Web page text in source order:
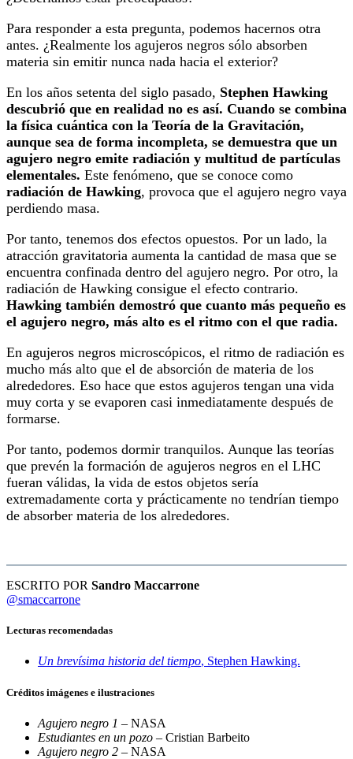
Para responder a esta pregunta, podemos hacernos otra
antes. ¿Realmente los agujeros negros sólo absorben
materia sin emitir nunca nada hacia el exterior?
En los años setenta del siglo pasado, Stephen Hawking
descubrió que en realidad no es así. Cuando se combina
la física cuántica con la Teoría de la Gravitación,
aunque sea de forma incompleta, se demuestra que un
agujero negro emite radiación y multitud de partículas
elementales. Este fenómeno, que se conoce como
radiación de Hawking, provoca que el agujero negro vaya
perdiendo masa.
Por tanto, tenemos dos efectos opuestos. Por un lado, la
atracción gravitatoria aumenta la cantidad de masa que se
encuentra confinada dentro del agujero negro. Por otro, la
radiación de Hawking consigue el efecto contrario.
Hawking también demostró que cuanto más pequeño es
el agujero negro, más alto es el ritmo con el que radia.
En agujeros negros microscópicos, el ritmo de radiación es
mucho más alto que el de absorción de materia de los
alrededores. Eso hace que estos agujeros tengan una vida
muy corta y se evaporen casi inmediatamente después de
formarse.
Por tanto, podemos dormir tranquilos. Aunque las teorías
que prevén la formación de agujeros negros en el LHC
fueran válidas, la vida de estos objetos sería
extremadamente corta y prácticamente no tendrían tiempo
de absorber materia de los alrededores.
ESCRITO POR Sandro Maccarrone
@smaccarrone
Lecturas recomendadas
Un brevísima historia del tiempo, Stephen Hawking.
Créditos imágenes e ilustraciones
Agujero negro 1 – NASA
Estudiantes en un pozo – Cristian Barbeito
Agujero negro 2 – NASA